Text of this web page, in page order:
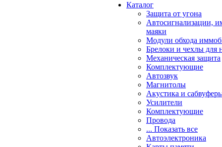
Каталог
Защита от угона
Автосигнализации,
маяки
Модули обхода
Брелоки и чехлы для
Механическая защита
Комплектующие
Автозвук
Магнитолы
Акустика и
Усилители
Комплектующие
Провода
... Показать все
Автоэлектроника